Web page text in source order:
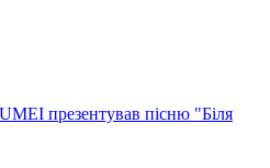
презентував пісню "Біля